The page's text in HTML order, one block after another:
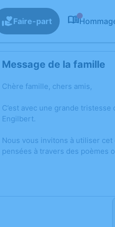
Faire-part
Message de la famille
Chère famille, chers amis,
C’est avec une grande
Engilbert.
Nous vous invitons à utiliser
pensées à travers des poèmes